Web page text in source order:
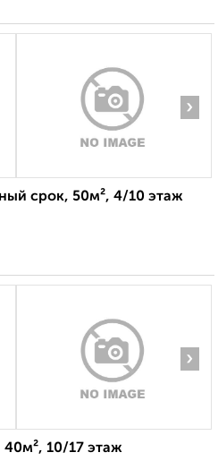
›
срок, 50м², 4/10 этаж
›
40м², 10/17 этаж